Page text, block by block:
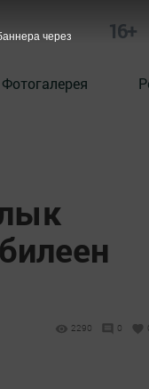
16+
Фотогалерея
2290 0
через